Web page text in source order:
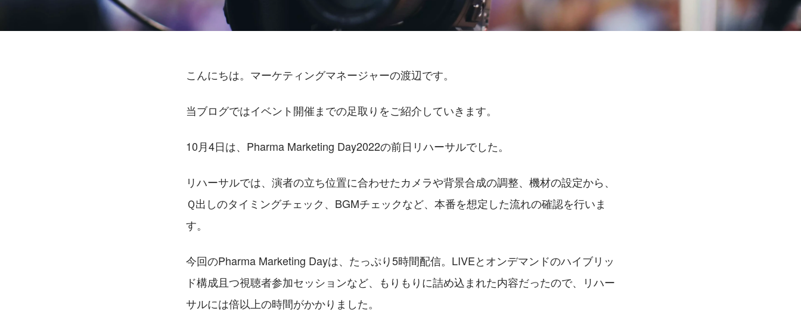
こんにちは。マーケティングマネージャーの渡辺です。
当ブログではイベント開催までの足取りをご紹介していきます。
10月4日は、Pharma Marketing Day2022の前日リハーサルでした。
リハーサルでは、演者の立ち位置に合わせたカメラや背景合成の調整、機材の設定から、
Ｑ出しのタイミングチェック、BGMチェックなど、本番を想定した流れの確認を行いま
す。
今回のPharma Marketing Dayは、たっぷり5時間配信。LIVEとオンデマンドのハイブリッ
ド構成且つ視聴者参加セッションなど、もりもりに詰め込まれた内容だったので、リハー
サルには倍以上の時間がかかりました。